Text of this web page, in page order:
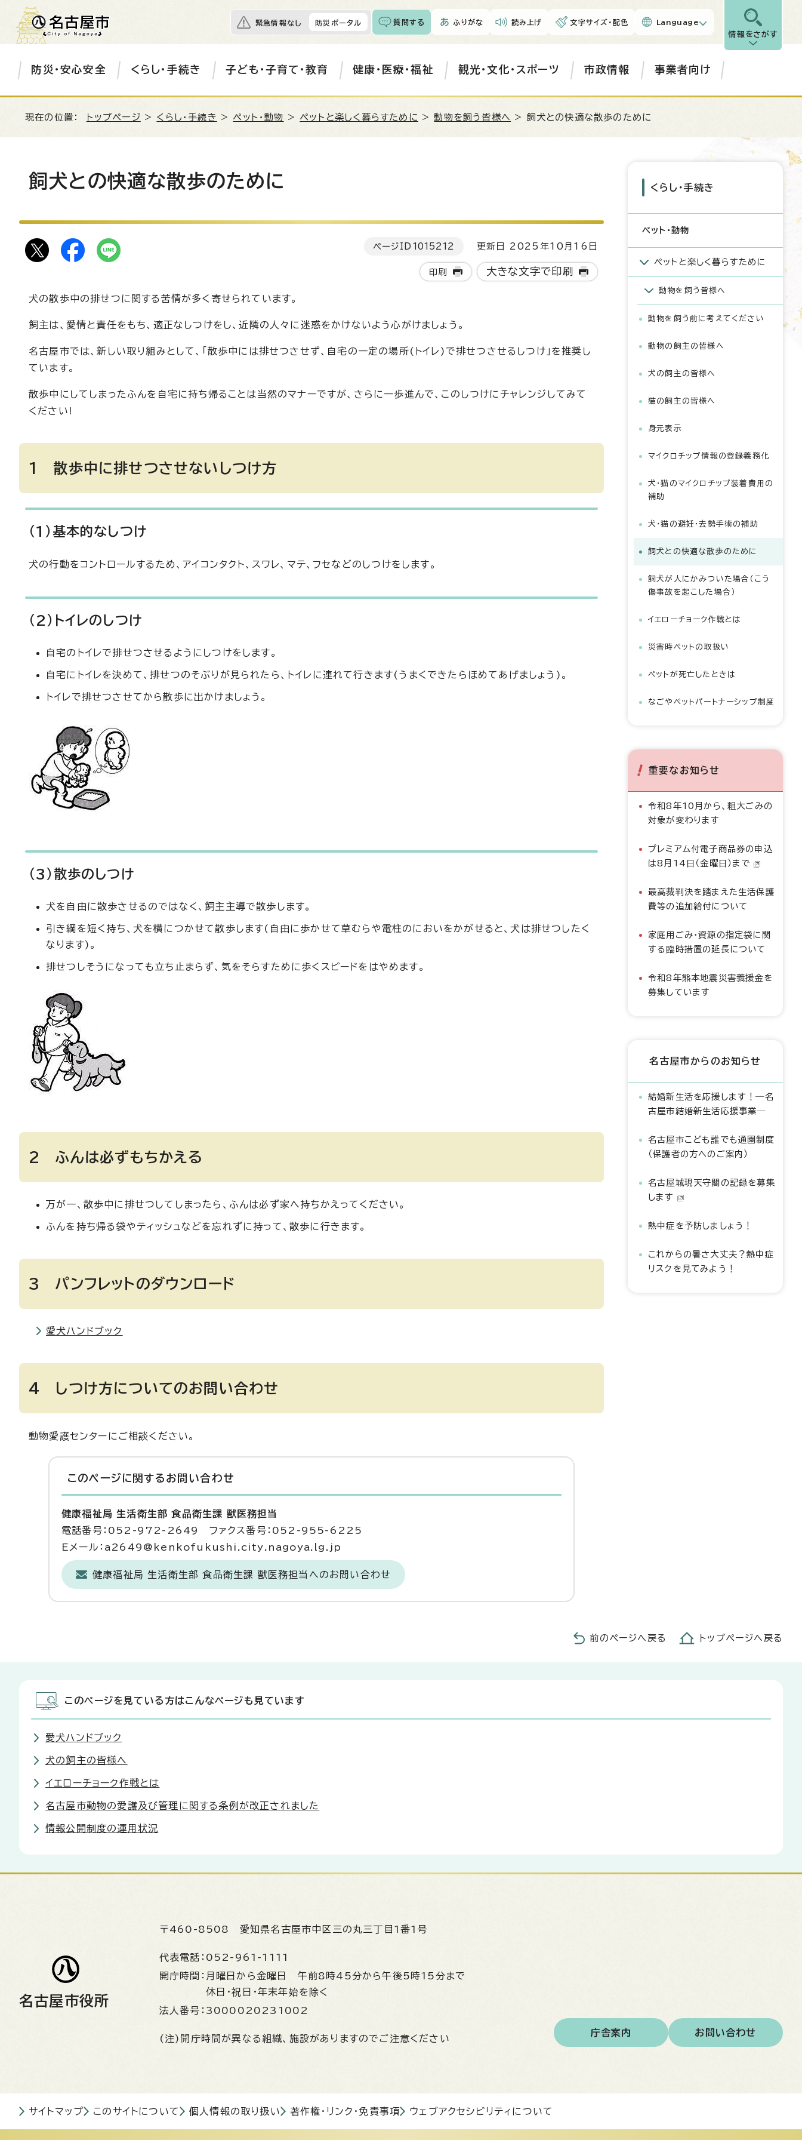
緊急情報なし 防災ポータル 質問する ふりがな 読み上げ 文字サイズ・配色 Language
情報をさがす
防災・安心安全 くらし・手続き 子ども・子育て・教育 健康・医療・福祉 観光・文化・スポーツ 市政情報 事業者向け
現在の位置： トップページ > くらし・手続き > ペット・動物 > ペットと楽しく暮らすために >動物を飼う皆様へ > 飼犬との快適な散歩のために
飼犬との快適な散歩のために
ページID 1015212 更新日 2025年10月16日
印刷 大きな文字で印刷
犬の散歩中の排せつに関する苦情が多く寄せられています。
飼主は、愛情と責任をもち、適正なしつけをし、近隣の人々に迷惑をかけないよう心がけましょう。
名古屋市では、新しい取り組みとして、「散歩中には排せつさせず、自宅の一定の場所(トイレ)で排せつさせるしつけ」を推奨し
ています。
散歩中にしてしまったふんを自宅に持ち帰ることは当然のマナーですが、さらに一歩進んで、このしつけにチャレンジしてみて
ください!
1 散歩中に排せつさせないしつけ方
(1)基本的なしつけ
犬の行動をコントロールするため、アイコンタクト、スワレ、マテ、フセなどのしつけをします。
(2)トイレのしつけ
自宅のトイレで排せつさせるようにしつけをします。
自宅にトイレを決めて、排せつのそぶりが見られたら、トイレに連れて行きます(うまくできたらほめてあげましょう)。
トイレで排せつさせてから散歩に出かけましょう。
(3)散歩のしつけ
犬を自由に散歩させるのではなく、飼主主導で散歩します。
引き綱を短く持ち、犬を横につかせて散歩します(自由に歩かせて草むらや電柱のにおいをかがせると、犬は排せつしたく
なります)。
排せつしそうになっても立ち止まらず、気をそらすために歩くスピードをはやめます。
2 ふんは必ずもちかえる
万が一、散歩中に排せつしてしまったら、ふんは必ず家へ持ちかえってください。
ふんを持ち帰る袋やティッシュなどを忘れずに持って、散歩に行きます。
3 パンフレットのダウンロード
愛犬ハンドブック
4 しつけ方についてのお問い合わせ
動物愛護センターにご相談ください。
このページに関する お問い合わせ
健康福祉局 生活衛生部 食品衛生課 獣医務担当
電話番号：052-972-2649 ファクス番号：052-955-6225
Eメール：a2649@kenkofukushi.city.nagoya.lg.jp
健康福祉局 生活衛生部 食品衛生課 獣医務担当へのお問い合わせ
くらし・手続き
ペット・動物
ペットと楽しく暮らすために
動物を飼う皆様へ
動物を飼う前に考えてください
動物の飼主の皆様へ
犬の飼主の皆様へ
猫の飼主の皆様へ
身元表示
マイクロチップ情報の登録義務化
犬・猫のマイクロチップ装着費用の
補助
犬・猫の避妊・去勢手術の補助
飼犬との快適な散歩のために
飼犬が人にかみついた場合（こう
傷事故を起こした場合）
イエローチョーク作戦とは
災害時ペットの取扱い
ペットが死亡したときは
なごやペットパートナーシップ制度
重要なお知らせ
令和8年10月から、粗大ごみの
対象が変わります
プレミアム付電子商品券の申込
は8月14日（金曜日）まで
最高裁判決を踏まえた生活保護
費等の追加給付について
家庭用ごみ・資源の指定袋に関
する臨時措置の延長について
令和8年熊本地震災害義援金を
募集しています
名古屋市からのお知らせ
結婚新生活を応援します！―名
古屋市結婚新生活応援事業―
名古屋市こども誰でも通園制度
（保護者の方へのご案内）
名古屋城現天守閣の記録を募集
します
熱中症を予防しましょう！
これからの暑さ大丈夫？熱中症
リスクを見てみよう！
前のページへ戻る トップページへ戻る
このページを見ている方はこんなページも見ています
愛犬ハンドブック
犬の飼主の皆様へ
イエローチョーク作戦とは
名古屋市動物の愛護及び管理に関する条例が改正されました
情報公開制度の運用状況
名古屋市役所
〒460-8508 愛知県名古屋市中区三の丸三丁目1番1号
代表電話： 052-961-1111
開庁時間： 月曜日から金曜日 午前8時45分から午後5時15分まで
休日・祝日・年末年始を除く
法人番号： 3000020231002
(注)開庁時間が異なる組織、施設がありますのでご注意ください
庁舎案内 お問い合わせ
サイトマップ このサイトについて 個人情報の取り扱い 著作権・リンク・免責事項 ウェブアクセシビリティについて